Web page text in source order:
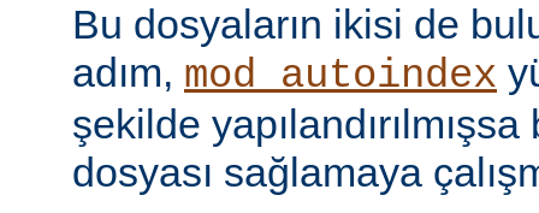
Bu dosyaların ikisi de
adım, mod_autoindex
şekilde
dosyası sağlamaya